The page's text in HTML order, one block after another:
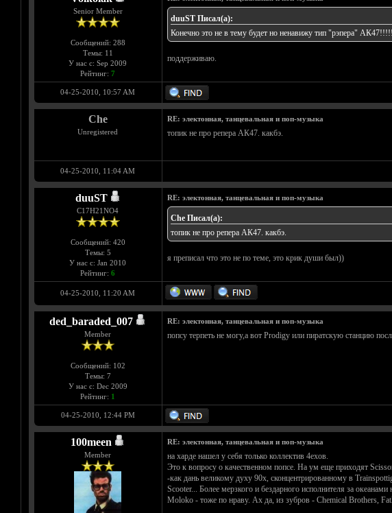
Senior Member
Сообщений: 288
Темы: 11
У нас с: Sep 2009
Рейтинг: 7
duuST Писал(а):
Конечно это не в тему будет но ненавижу тип "рэпера"
поддерживаю.
04-25-2010, 10:57 AM
Che
Unregistered
RE: электонная, танцевальная и поп-музыка
топик не про репера АК47. какбэ.
04-25-2010, 11:04 AM
duuST
С17H21NO4
Сообщений: 420
Темы: 5
У нас с: Jan 2010
Рейтинг: 6
RE: электонная, танцевальная и поп-музыка
Che Писал(а):
топик не про репера АК47. какбэ.
я преписал что это не по теме, это крик души был))
04-25-2010, 11:20 AM
ded_baraded_007
Member
Сообщений: 102
Темы: 7
У нас с: Dec 2009
Рейтинг: 1
RE: электонная, танцевальная и поп-музыка
попсу терпеть не могу,а вот Prodigy или пиратскую станцию
04-25-2010, 12:44 PM
100meen
Member
RE: электонная, танцевальная и поп-музыка
на харде нашел у себя только коллектив 4ехов.
Это к вопросу о качественном попсе. На ум еще приходят
-как дань великому духу 90х, сконцентрированному в
Scooter... Более мерзкого и бездарного исполнителя за
Moloko - тоже по нраву. Ах да, из зубров - Chemical Brothers,